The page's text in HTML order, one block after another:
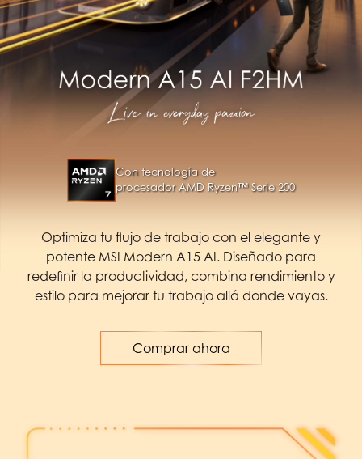
Con tecnología de
procesador AMD Ryzen™ Serie 200
Optimiza tu flujo de trabajo con el elegante y
potente MSI Modern A15 AI. Diseñado para
redefinir la productividad, combina rendimiento y
estilo para mejorar tu trabajo allá donde vayas.
Comprar ahora